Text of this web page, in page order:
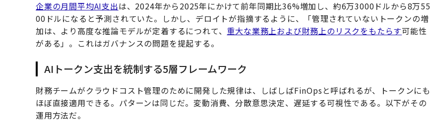
企業の月間平均AI支出は、2024年から2025年にかけて前年同期比36%増加し、約6万3000ドルから8万55
00ドルになると予測されていた。しかし、デロイトが指摘するように、「管理されていないトークンの増
加は、より高度な推論モデルが定着するにつれて、 重大な業務上および財務上のリスクをもたらす可能性
がある」。これはガバナンスの問題を提起する。
AIトークン支出を統制する5層フレームワーク
財務チームがクラウドコスト管理のために開発した規律は、しばしばFinOpsと呼ばれるが、トークンにも
ほぼ直接適用できる。パターンは同じだ。変動消費、分散意思決定、遅延する可視性である。以下がその
運用方法だ。